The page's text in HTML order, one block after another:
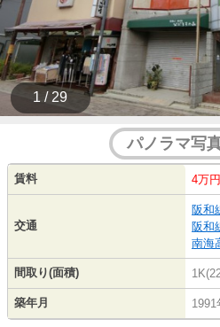
1 / 29
パノラマ写
賃料 4万円
交通
阪和
阪和
南海
間取り(面積)
築年月 1991